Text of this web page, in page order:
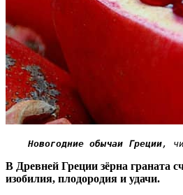
Новогодние обычаи Греции,
В Древней Греции зёрна граната
изобилия, плодородия и удачи.